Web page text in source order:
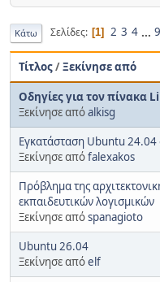
Κάτω Σελίδες 1 2 3 4 ...
Τίτλος/Ξεκίνησε από
Οδηγίες για τον πίνακα
Ξεκίνησε απόalkisg
Εγκατάσταση Ubuntu 24.04
Ξεκίνησε απόfalexakos
Πρόβλημα της
εκπαιδευτικών λογισμικών
Ξεκίνησε απόspanagioto
Ubuntu 26.04
Ξεκίνησε απόelf